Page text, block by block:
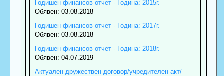
Годишен финансов отчет - Година: 2015г.
Обявен: 03.08.2018
Годишен финансов отчет - Година: 2017г.
Обявен: 03.08.2018
Годишен финансов отчет - Година: 2018г.
Обявен: 04.07.2019
Актуален дружествен договор/учредителен акт/